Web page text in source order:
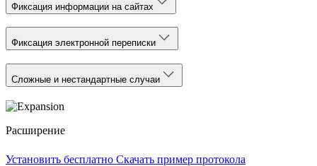
Фиксация информации на сайтах
Фиксация электронной переписки
Сложные и нестандартные случаи
Расширение
Установить бесплатно Скачать пример протокола